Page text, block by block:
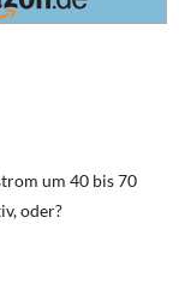
um 40 bis 70
oder?